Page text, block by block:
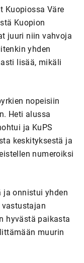
Kuopiossa Väre
Kuopion
juuri niin vahvoja
yhden
lisää, mikäli
nopeisiin
Heti alussa
ja KuPS
keskityksestä ja
numeroiksi
onnistui yhden
hyvästä paikasta
muurin